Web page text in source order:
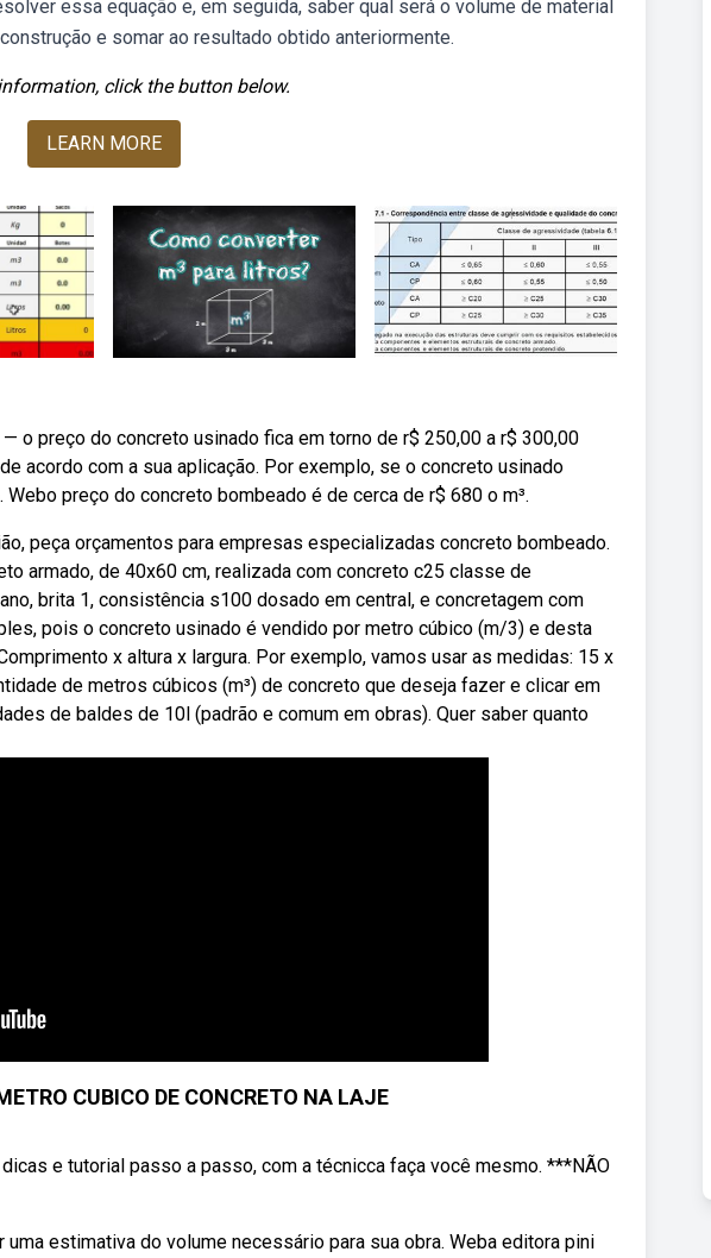
essa equação e, em seguida, saber qual será o volume de material
e somar ao resultado obtido anteriormente.
click the button below.
LEARN MORE
o preço do concreto usinado fica em torno de r$ 250,00 a r$ 300,00
acordo com a sua aplicação. Por exemplo, se o concreto usinado
preço do concreto bombeado é de cerca de r$ 680 o m³.
peça orçamentos para empresas especializadas concreto bombeado.
armado, de 40x60 cm, realizada com concreto c25 classe de
brita 1, consistência s100 dosado em central, e concretagem com
pois o concreto usinado é vendido por metro cúbico (m/3) e desta
x altura x largura. Por exemplo, vamos usar as medidas: 15 x
de metros cúbicos (m³) de concreto que deseja fazer e clicar em
de baldes de 10l (padrão e comum em obras). Quer saber quanto
CUBICO DE CONCRETO NA LAJE
e tutorial passo a passo, com a técnicca faça você mesmo. ***NÃO
estimativa do volume necessário para sua obra. Weba editora pini